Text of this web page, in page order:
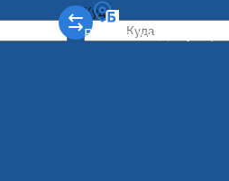
Куда
Ростов-на-Дону